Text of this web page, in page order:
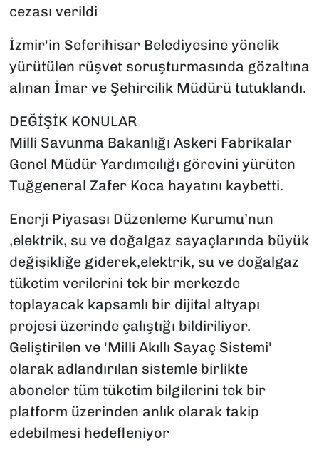
cezası verildi
İzmir'in Seferihisar Belediyesine yönelik
yürütülen rüşvet soruşturmasında gözaltına
alınan İmar ve Şehircilik Müdürü tutuklandı.
DEĞİŞİK KONULAR
Milli Savunma Bakanlığı Askeri Fabrikalar
Genel Müdür Yardımcılığı görevini yürüten
Tuğgeneral Zafer Koca hayatını kaybetti.
Enerji Piyasası Düzenleme Kurumu’nun
,elektrik, su ve doğalgaz sayaçlarında büyük
değişikliğe giderek,elektrik, su ve doğalgaz
tüketim verilerini tek bir merkezde
toplayacak kapsamlı bir dijital altyapı
projesi üzerinde çalıştığı bildiriliyor.
Geliştirilen ve 'Milli Akıllı Sayaç Sistemi'
olarak adlandırılan sistemle birlikte
aboneler tüm tüketim bilgilerini tek bir
platform üzerinden anlık olarak takip
edebilmesi hedefleniyor